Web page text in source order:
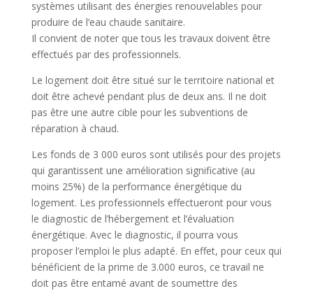
systèmes utilisant des énergies renouvelables pour
produire de l’eau chaude sanitaire.
Il convient de noter que tous les travaux doivent être
effectués par des professionnels.
Le logement doit être situé sur le territoire national et
doit être achevé pendant plus de deux ans. Il ne doit
pas être une autre cible pour les subventions de
réparation à chaud.
Les fonds de 3 000 euros sont utilisés pour des projets
qui garantissent une amélioration significative (au
moins 25%) de la performance énergétique du
logement. Les professionnels effectueront pour vous
le diagnostic de l’hébergement et l’évaluation
énergétique. Avec le diagnostic, il pourra vous
proposer l’emploi le plus adapté. En effet, pour ceux qui
bénéficient de la prime de 3.000 euros, ce travail ne
doit pas être entamé avant de soumettre des